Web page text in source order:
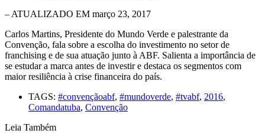
– ATUALIZADO EM março 23, 2017
Carlos Martins, Presidente do Mundo Verde e palestrante da
Convenção, fala sobre a escolha do investimento no setor de
franchising e de sua atuação junto à ABF. Salienta a importância de
se estudar a marca antes de investir e destaca os segmentos com
maior resiliência à crise financeira do país.
TAGS: #convençãoabf, #mundoverde, #tvabf, 2016,
Comandatuba, Convenção
Leia Também